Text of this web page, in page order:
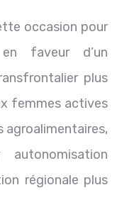
occasion pour
faveur d’un
plus
femmes actives
agroalimentaires,
régionale plus